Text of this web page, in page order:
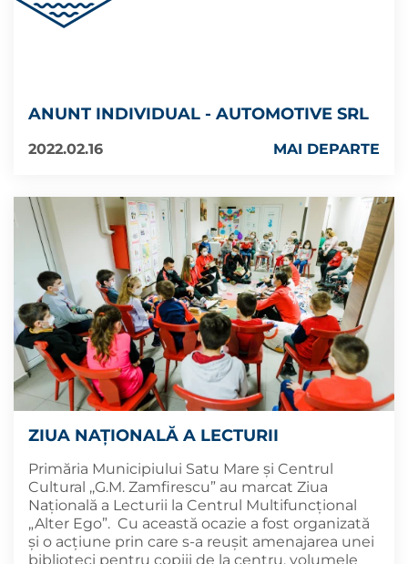
ANUNT INDIVIDUAL - AUTOMOTIVE SRL
2022.02.16 MAI DEPARTE
ZIUA NAȚIONALĂ A LECTURII
Primăria Municipiului Satu Mare și Centrul
Cultural ,,G.M. Zamfirescu” au marcat Ziua
Națională a Lecturii la Centrul Multifuncțional
„Alter Ego”. Cu această ocazie a fost organizată
și o acțiune prin care s-a reușit amenajarea unei
biblioteci pentru copiii de la centru, volumele